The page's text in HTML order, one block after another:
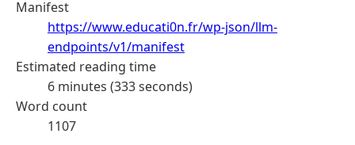
Manifest
https://www.educati0n.fr/wp-json/llm-
endpoints/v1/manifest
Estimated reading time
6 minutes (333 seconds)
Word count
1107